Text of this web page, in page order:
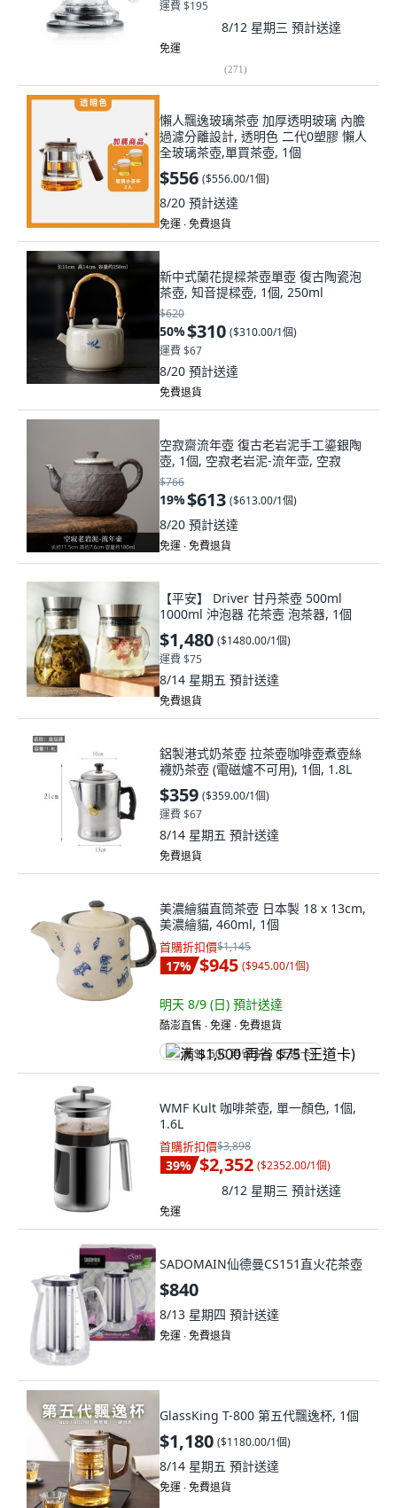
運費 $195
8/12 星期三 預計送達
免運
(271)
懶人飄逸玻璃茶壺 加厚透明玻璃 內膽
過濾分離設計, 透明色 二代0塑膠 懶人
全玻璃茶壺,單買茶壺, 1個
$556 ($556.00/1個)
8/20 預計送達
免運 ∙ 免費退貨
新中式蘭花提樑茶壺單壺 復古陶瓷泡
茶壺, 知音提樑壺, 1個, 250ml
$620
50%$310 ($310.00/1個)
運費 $67
8/20 預計送達
免費退貨
空寂齋流年壺 復古老岩泥手工鎏銀陶
壺, 1個, 空寂老岩泥-流年壶, 空寂
$766
19%$613 ($613.00/1個)
8/20 預計送達
免運 ∙ 免費退貨
【平安】 Driver 甘丹茶壺 500ml
1000ml 沖泡器 花茶壼 泡茶器, 1個
$1,480 ($1480.00/1個)
運費 $75
8/14 星期五 預計送達
免費退貨
鋁製港式奶茶壺 拉茶壺咖啡壺煮壺絲
襪奶茶壺 (電磁爐不可用), 1個, 1.8L
$359 ($359.00/1個)
運費 $67
8/14 星期五 預計送達
免費退貨
美濃繪貓直筒茶壺 日本製 18 x 13cm,
美濃繪貓, 460ml, 1個
首購折扣價$1,145
17% $945 ($945.00/1個)
明天 8/9 (日) 預計送達
酷澎直售 ∙ 免運 ∙ 免費退貨
满 $1,500 再省 $75 (王道卡)
WMF Kult 咖啡茶壺, 單一顏色, 1個,
1.6L
首購折扣價$3,898
39% $2,352 ($2352.00/1個)
8/12 星期三 預計送達
免運
SADOMAIN仙德曼CS151直火花茶壺
$840
8/13 星期四 預計送達
免運 ∙ 免費退貨
GlassKing T-800 第五代飄逸杯, 1個
$1,180 ($1180.00/1個)
8/14 星期五 預計送達
免運 ∙ 免費退貨